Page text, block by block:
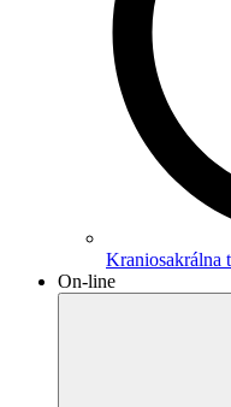
Kraniosakrálna
On-line